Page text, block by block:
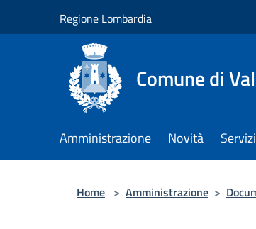
Regione Lombardia
Comune di
Amministrazione Novità Servizi
Home > Amministrazione >